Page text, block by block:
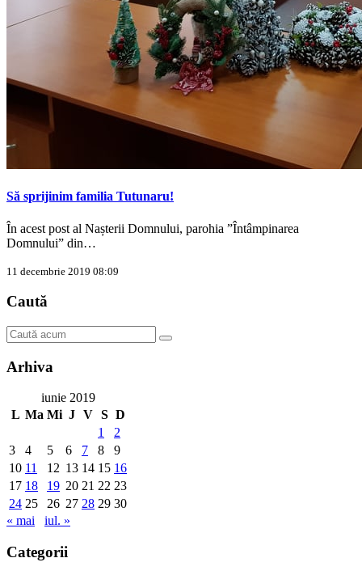
Să sprijinim familia Tutunaru!
În acest post al Nașterii Domnului, parohia ”Întâmpinarea
Domnului” din…
11 decembrie 2019 08:09
Caută
Arhiva
iunie 2019
L Ma Mi J V S D
1
2
3
4 5 6 7 8
9
10 11 12 13 14 15 16
17 18 19 20 21 22 23
24 25 26 27 28 29 30
« mai
iul. »
Categorii